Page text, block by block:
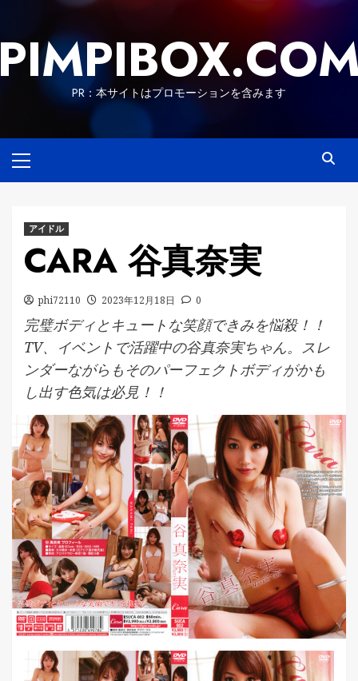
content
PR：本サイトはプロモーションを含みます
Menu
アイドル
CARA 谷真奈実
phi72110 2023年12月18日 0
完璧ボディとキュートな笑顔できみを悩殺！！
TV、イベントで活躍中の谷真奈実ちゃん。スレ
ンダーながらもそのパーフェクトボディがかも
し出す色気は必見！！